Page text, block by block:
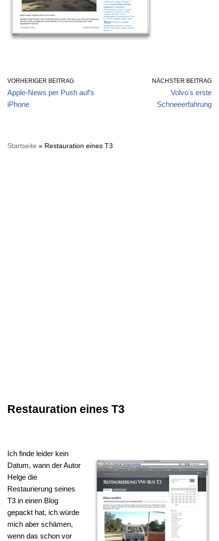
VORHERIGER BEITRAG
Apple-News per Push auf’s
iPhone
NÄCHSTER BEITRAG
Volvo's erste
Schneeerfahrung
Startseite » Restauration eines T3
Restauration eines T3
Ich finde leider kein
Datum, wann der Autor
Helge die
Restaurierung seines
T3 in einen Blog
gepackt hat, ich würde
mich aber schämen,
wenn das schon vor